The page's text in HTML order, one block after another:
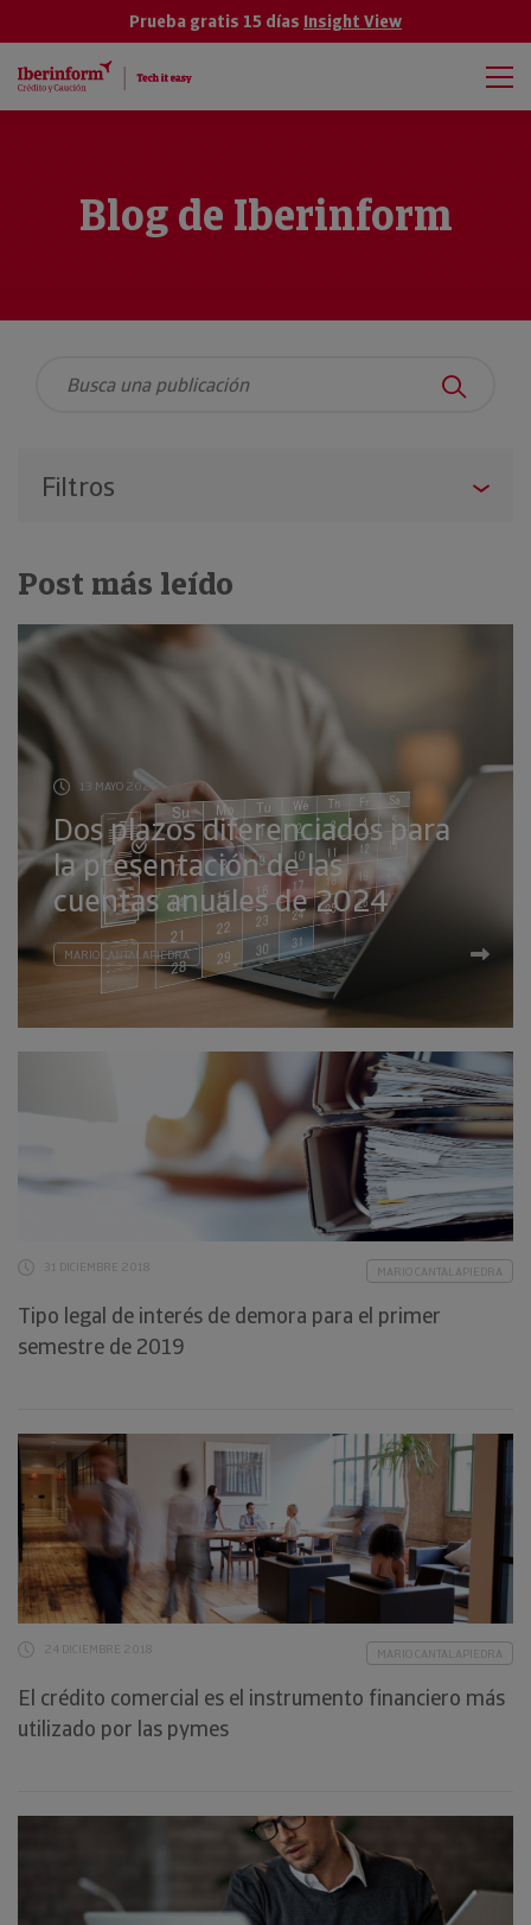
Prueba gratis 15 días Insight View
Blog de Iberinform
Post más leído
13 MAYO 2025
Dos plazos diferenciados para
la presentación de las
cuentas anuales de 2024
MARIO CANTALAPIEDRA
31 DICIEMBRE 2018 MARIO CANTALAPIEDRA
Tipo legal de interés de demora para el primer
semestre de 2019
24 DICIEMBRE 2018 MARIO CANTALAPIEDRA
El crédito comercial es el instrumento financiero más
utilizado por las pymes
Filtros